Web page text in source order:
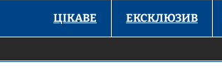
ЦІКАВЕ ЕКСКЛЮЗИВ